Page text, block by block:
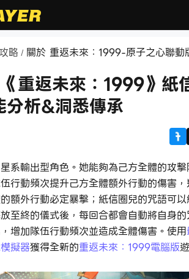
略 / 關於 重返未來：1999-原子之心聯動
《重返未來：1999》紙
分析&洞悉傳承
系輸出型角色。她能夠為己方全體的攻
行動頻次提升己方全體額外行動的傷害
額外行動必定暴擊；紙信圈兒的咒語可
至終的儀式後，每回合都會自動將自身
增加隊伍行動頻次並造成全體傷害。使用
擬器獲得全新的重返未來：1999電腦版